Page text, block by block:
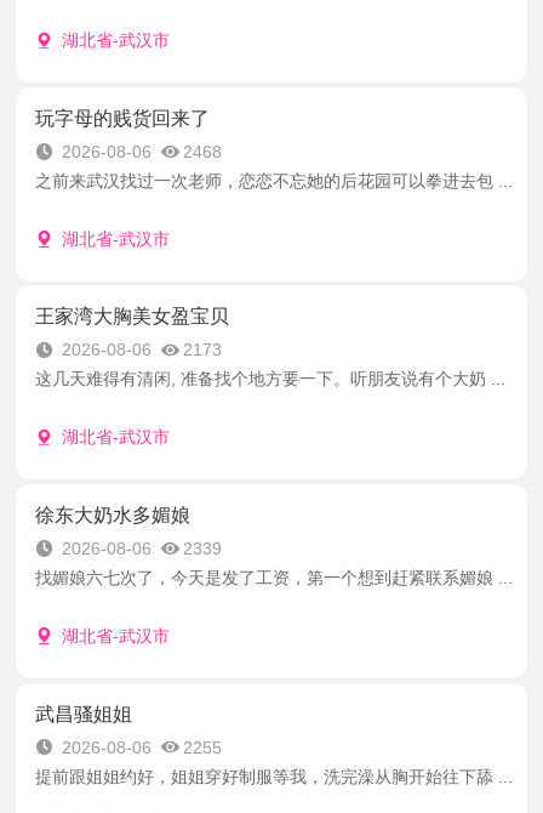
湖北省-武汉市
玩字母的贱货回来了
2026-08-06
2468
之前来武汉找过一次老师，恋恋不忘她的后花园可以拳进去包 ...
湖北省-武汉市
王家湾大胸美女盈宝贝
2026-08-06
2173
这几天难得有清闲, 准备找个地方要一下。听朋友说有个大奶 ...
湖北省-武汉市
徐东大奶水多媚娘
2026-08-06
2339
找媚娘六七次了，今天是发了工资，第一个想到赶紧联系媚娘 ...
湖北省-武汉市
武昌骚姐姐
2026-08-06
2255
提前跟姐姐约好，姐姐穿好制服等我，洗完澡从胸开始往下舔 ...